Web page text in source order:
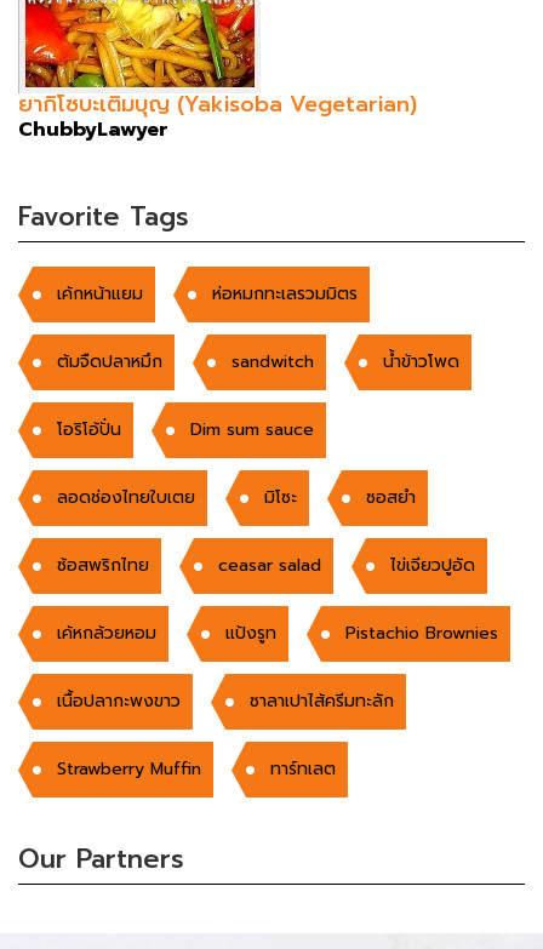
ยากิโซบะเติมบุญ (Yakisoba Vegetarian)
ChubbyLawyer
Favorite Tags
เค้กหน้าแยม ห่อหมกทะเลรวมมิตร
ต้มจืดปลาหมึก sandwitch น้ำข้าวโพด
โอริโอ้ปั่น Dim sum sauce
ลอดช่องไทยใบเตย มิโซะ ซอสยำ
ซ้อสพริกไทย ceasar salad ไข่เจียวปูอัด
เค้หกล้วยหอม แป้งรูท Pistachio Brownies
เนื้อปลากะพงขาว ซาลาเปาไส้ครีมทะลัก
Strawberry Muffin ทาร์ทเลต
Our Partners